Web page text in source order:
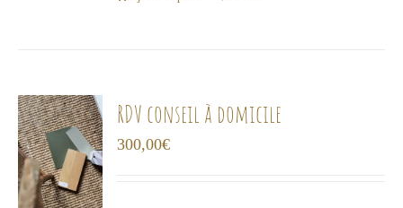
RDV conseil à domicile
300,00€